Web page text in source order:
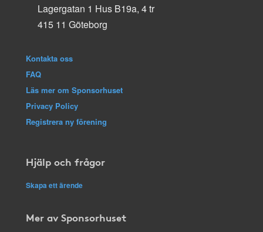
Lagergatan 1 Hus B19a, 4 tr
415 11 Göteborg
Kontakta oss
FAQ
Läs mer om Sponsorhuset
Privacy Policy
Registrera ny förening
Hjälp och frågor
Skapa ett ärende
Mer av Sponsorhuset